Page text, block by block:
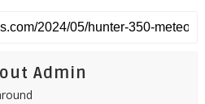
Admin